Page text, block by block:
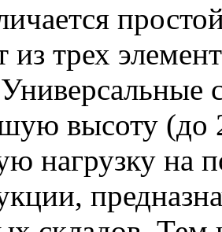
из трех
высоту (до
нагрузку на